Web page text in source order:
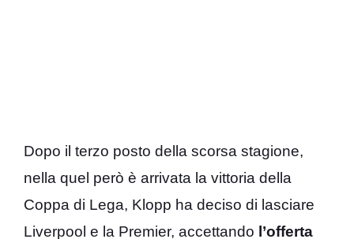
Dopo il terzo posto della scorsa stagione,
nella quel però è arrivata la vittoria della
Coppa di Lega, Klopp ha deciso di lasciare
Liverpool e la Premier, accettando l’offerta